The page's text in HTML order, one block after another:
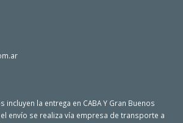
la entrega en CABA Y Gran Buenos
envío se realiza vía empresa de transporte a